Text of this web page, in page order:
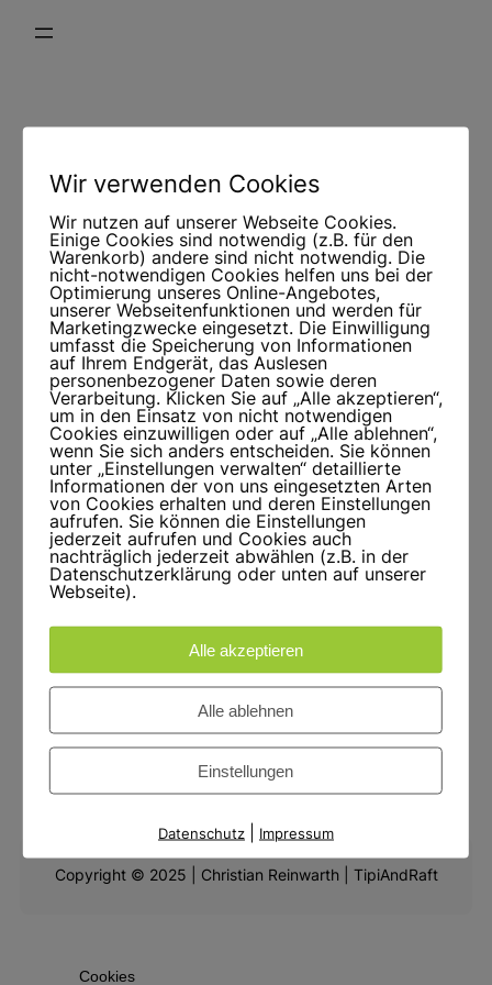
Inhalt
Impressum
Zelt- und Ausrüstungsverleih Reinwarth
Christian Reinwarth
Kasterstraße 37
52428 Jülich
kontakt@tipiandraft.de
+491725328466
Datenschutz
WhatsApp YouTube Facebook Instagram
Copyright © 2025 | Christian Reinwarth | TipiAndRaft
Cookies
Wir verwenden Cookies
Wir nutzen auf unserer Webseite Cookies.
Einige Cookies sind notwendig (z.B. für den
Warenkorb) andere sind nicht notwendig. Die
nicht-notwendigen Cookies helfen uns bei der
Optimierung unseres Online-Angebotes,
unserer Webseitenfunktionen und werden für
Marketingzwecke eingesetzt. Die Einwilligung
umfasst die Speicherung von Informationen
auf Ihrem Endgerät, das Auslesen
personenbezogener Daten sowie deren
Verarbeitung. Klicken Sie auf „Alle akzeptieren“,
um in den Einsatz von nicht notwendigen
Cookies einzuwilligen oder auf „Alle ablehnen“,
wenn Sie sich anders entscheiden. Sie können
unter „Einstellungen verwalten“ detaillierte
Informationen der von uns eingesetzten Arten
von Cookies erhalten und deren Einstellungen
aufrufen. Sie können die Einstellungen
jederzeit aufrufen und Cookies auch
nachträglich jederzeit abwählen (z.B. in der
Datenschutzerklärung oder unten auf unserer
Webseite).
Alle akzeptieren
Alle ablehnen
Einstellungen
Datenschutz| Impressum